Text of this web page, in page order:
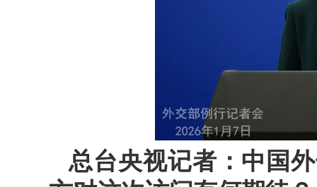
总台央视记者：中国